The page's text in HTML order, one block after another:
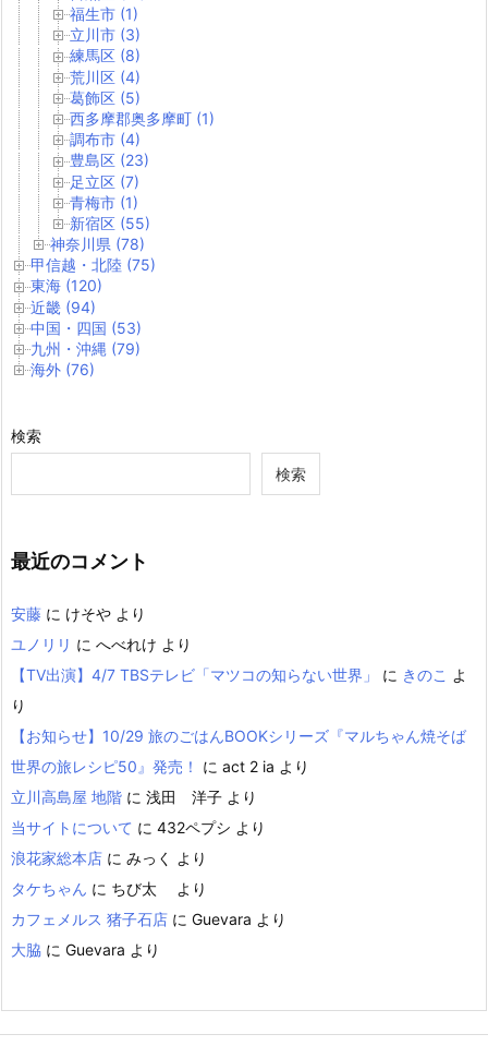
福生市 (1)
立川市 (3)
練馬区 (8)
荒川区 (4)
葛飾区 (5)
西多摩郡奥多摩町 (1)
調布市 (4)
豊島区 (23)
足立区 (7)
青梅市 (1)
新宿区 (55)
神奈川県 (78)
甲信越・北陸 (75)
東海 (120)
近畿 (94)
中国・四国 (53)
九州・沖縄 (79)
海外 (76)
検索
検索
最近のコメント
安藤 に けそや より
ユノリリ に へべれけ より
【TV出演】4/7 TBSテレビ「マツコの知らない世界」
に きのこ よ
り
【お知らせ】10/29 旅のごはんBOOKシリーズ『マルちゃん焼そば
世界の旅レシピ50』発売！
に act 2 ia より
立川高島屋 地階 に 浅田 洋子 より
当サイトについて に 432ペプシ より
浪花家総本店 に みっく より
タケちゃん に ちび太
より
カフェメルス 猪子石店 に Guevara より
大脇 に Guevara より